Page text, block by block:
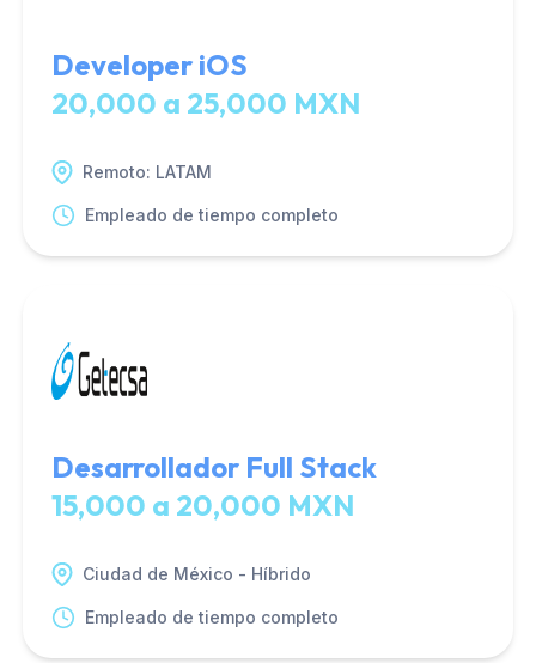
Developer iOS
20,000 a 25,000 MXN
Remoto: LATAM
Empleado de tiempo completo
Desarrollador Full Stack
15,000 a 20,000 MXN
Ciudad de México - Híbrido
Empleado de tiempo completo